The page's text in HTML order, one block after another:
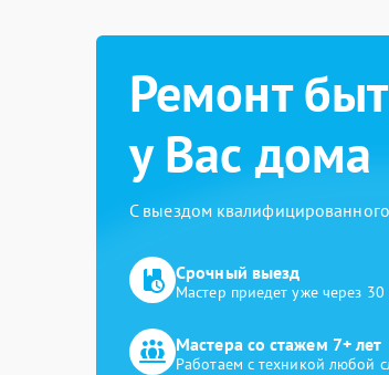
Ремонт
у Вас дома
С выездом
Срочный выезд
Мастер приедет уже через
Мастера со стажем 7+ лет
Работаем с техникой любой